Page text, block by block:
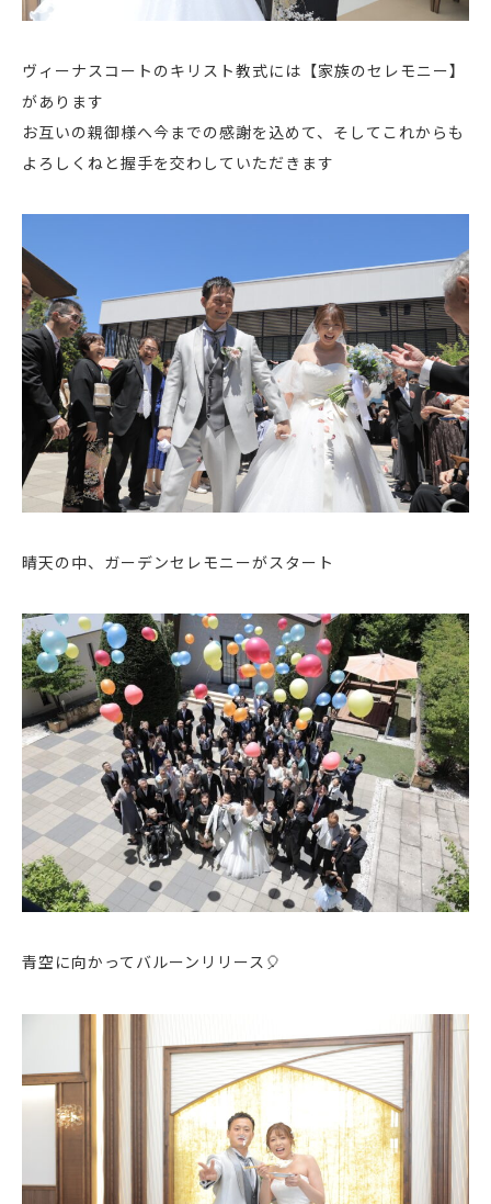
ヴィーナスコートのキリスト教式には【家族のセレモニー】
があります
お互いの親御様へ今までの感謝を込めて、そしてこれからも
よろしくねと握手を交わしていただきます
晴天の中、ガーデンセレモニーがスタート
青空に向かってバルーンリリース🎈